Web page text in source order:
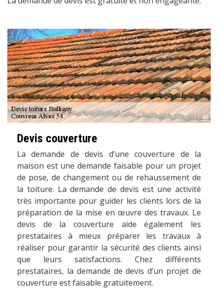
Devis couverture
La demande de devis d’une couverture de la
maison est une demande faisable pour un projet
de pose, de changement ou de rehaussement de
la toiture. La demande de devis est une activité
très importante pour guider les clients lors de la
préparation de la mise en œuvre des travaux. Le
devis de la couverture aide également les
prestataires à mieux préparer les travaux à
réaliser pour garantir la sécurité des clients ainsi
que leurs satisfactions. Chez différents
prestataires, la demande de devis d’un projet de
couverture est faisable gratuitement.